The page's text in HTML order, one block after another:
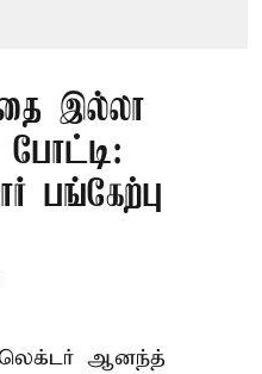
இல்லா
போட்டி:
பங்கேற்பு
ஆனந்த்